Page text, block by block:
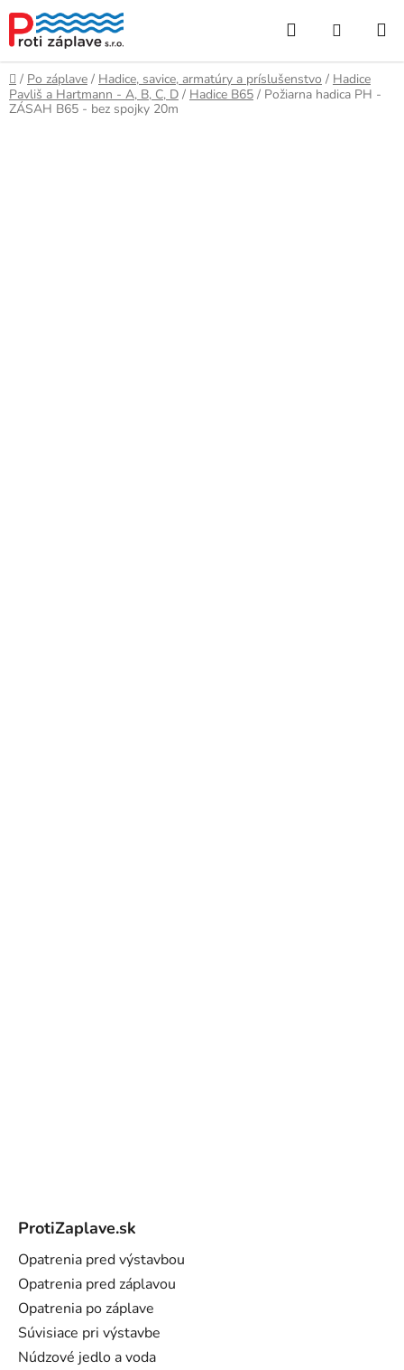
obsah
Hľadať
KOŠÍK
Domov
/ Po záplave / Hadice, savice, armatúry a príslušenstvo / Hadice
Pavliš a Hartmann - A, B, C, D / Hadice B65 / Požiarna hadica PH -
ZÁSAH B65 - bez spojky 20m
ProtiZaplave.sk
Opatrenia pred výstavbou
Opatrenia pred záplavou
Opatrenia po záplave
Súvisiace pri výstavbe
Núdzové jedlo a voda